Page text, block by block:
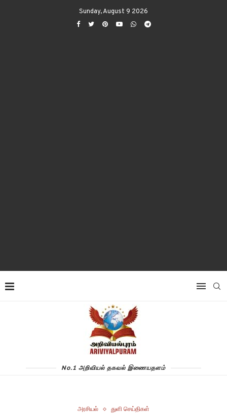
Sunday, August 9 2026
No.1 அறிவியல் தகவல் இணையதளம்
அரசியல் துளி செய்திகள்